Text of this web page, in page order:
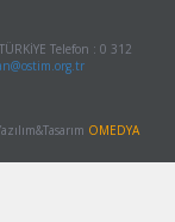
Telefon : 0 312
OMEDYA